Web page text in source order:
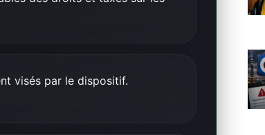
visés par le dispositif.